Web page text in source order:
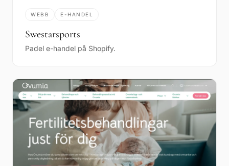
WEBB E-HANDEL
Swestarsports
Padel e-handel på Shopify.